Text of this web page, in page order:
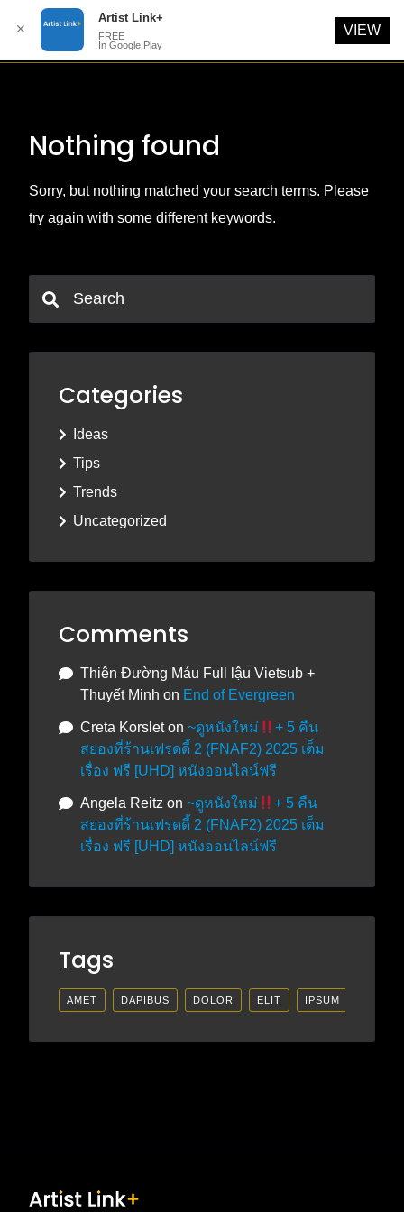
Nothing found
Sorry, but nothing matched your search terms. Please
try again with some different keywords.
Categories
Ideas
Tips
Trends
Uncategorized
Comments
Thiên Đường Máu Full lậu Vietsub +
Thuyết Minh on End of Evergreen
Creta Korsleton ~ดูหนังใหม่
+ 5 คืน
สยองที่ร้านเฟรดดี้ 2 (FNAF2) 2025 เต็ม
เรื่อง ฟรี [UHD] หนังออนไลน์ฟรี
Angela Reitz on ~ดูหนังใหม่
+ 5 คืน
สยองที่ร้านเฟรดดี้ 2 (FNAF2) 2025 เต็ม
เรื่อง ฟรี [UHD] หนังออนไลน์ฟรี
Tags
AMET DAPIBUS DOLOR ELIT IPSUM
✕
Artist Link+
FREE
In Google Play
VIEW